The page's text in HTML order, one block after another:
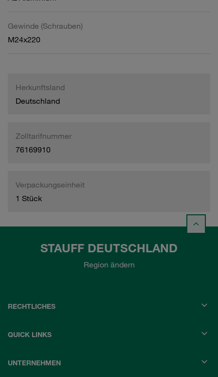
Gewinde (Schrauben)
M24x220
Herkunftsland
Deutschland
Zolltarifnummer
76169910
Verpackungseinheit
1 Stück
STAUFF DEUTSCHLAND
Region ändern
RECHTLICHES
QUICK LINKS
UNTERNEHMEN